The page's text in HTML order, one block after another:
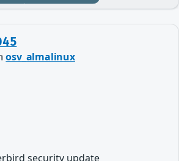
osv_almalinux
security update